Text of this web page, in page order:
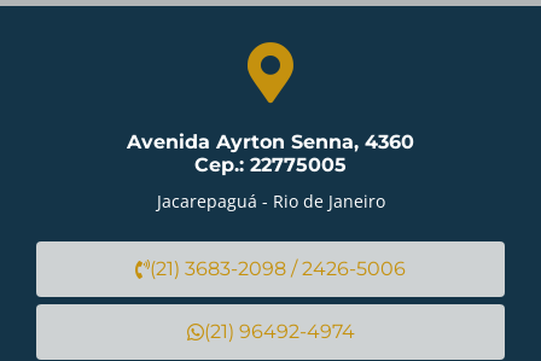
Avenida Ayrton Senna, 4360
Cep.: 22775005
Jacarepaguá - Rio de Janeiro
(21) 3683-2098 / 2426-5006
(21) 96492-4974